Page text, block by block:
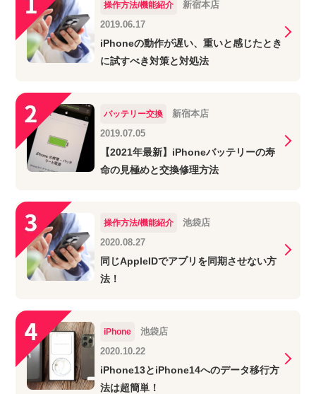
操作方法/機能紹介
新宿本店
2019.06.17
iPhoneの動作が遅い、重いと感じたとき
に試すべき対策と対処法
バッテリー交換
新宿本店
2019.07.05
【2021年最新】iPhoneバッテリーの寿
命の見極めと交換修理方法
操作方法/機能紹介
池袋店
2020.08.27
同じAppleIDでアプリを同期させない方
法！
iPhone
池袋店
2020.10.22
iPhone13とiPhone14へのデータ移行方
法は超簡単！